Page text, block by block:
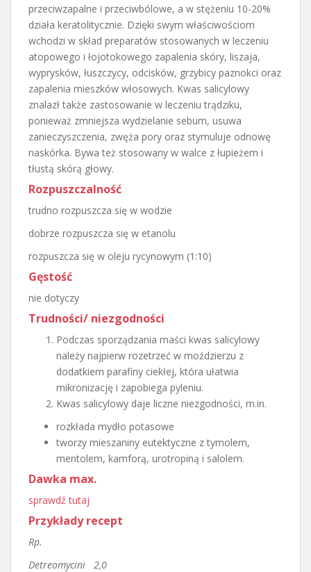
przeciwzapalne i przeciwbólowe, a w stężeniu 10-20%
działa keratolitycznie. Dzięki swym właściwościom
wchodzi w skład preparatów stosowanych w leczeniu
atopowego i łojotokowego zapalenia skóry, liszaja,
wyprysków, łuszczycy, odcisków, grzybicy paznokci oraz
zapalenia mieszków włosowych. Kwas salicylowy
znalazł także zastosowanie w leczeniu trądziku,
ponieważ zmniejsza wydzielanie sebum, usuwa
zanieczyszczenia, zwęża pory oraz stymuluje odnowę
naskórka. Bywa też stosowany w walce z łupieżem i
tłustą skórą głowy.
Rozpuszczalność
trudno rozpuszcza się w wodzie
dobrze rozpuszcza się w etanolu
rozpuszcza się w oleju rycynowym (1:10)
Gęstość
nie dotyczy
Trudności/ niezgodności
Podczas sporządzania maści kwas salicylowy
należy najpierw rozetrzeć w moździerzu z
dodatkiem parafiny ciekłej, która ułatwia
mikronizację i zapobiega pyleniu.
Kwas salicylowy daje liczne niezgodności, m.in.
rozkłada mydło potasowe
tworzy mieszaniny eutektyczne z tymolem,
mentolem, kamforą, urotropiną i salolem.
Dawka max.
sprawdź tutaj
Przykłady recept
Rp.
Detreomycini 2,0